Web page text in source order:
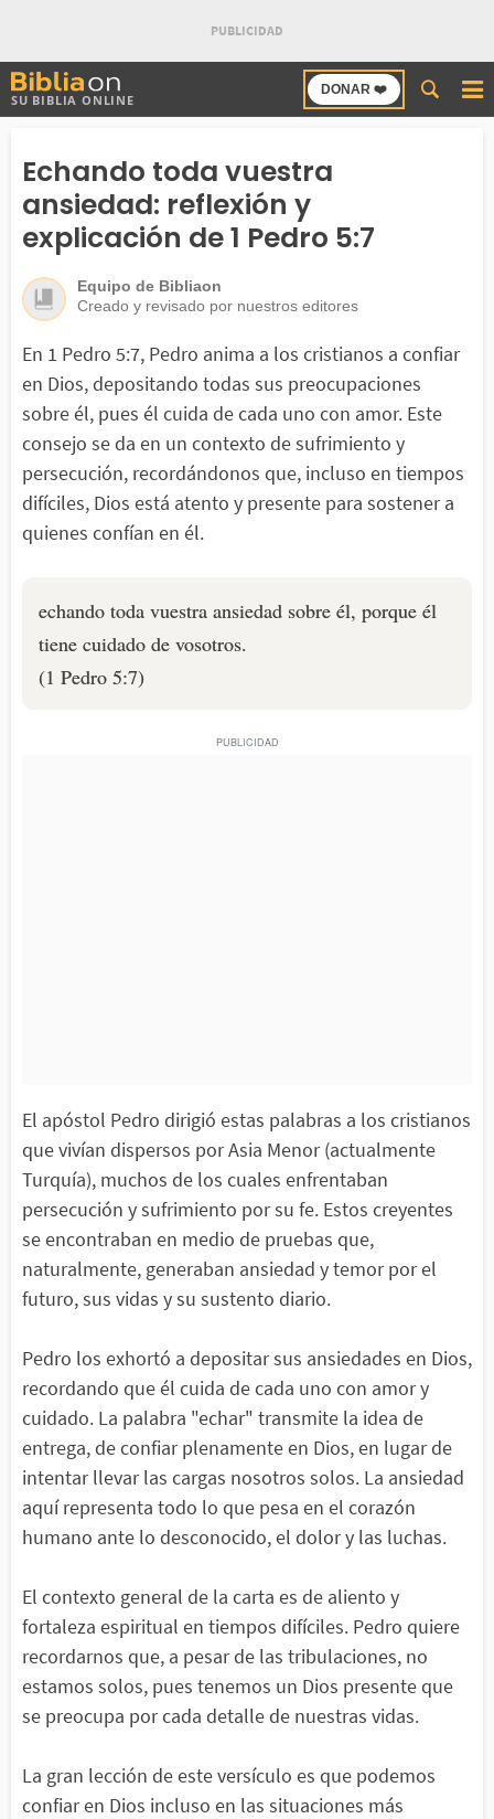
SU BIBLIA ONLINE
DONAR ❤️
Buscar
en
Echando toda vuestra
ansiedad: reflexión y
explicación de 1 Pedro 5:7
Equipo de Bibliaon
Creado y revisado por nuestros editores
En 1 Pedro 5:7, Pedro anima a los cristianos a confiar
en Dios, depositando todas sus preocupaciones
sobre él, pues él cuida de cada uno con amor. Este
consejo se da en un contexto de sufrimiento y
persecución, recordándonos que, incluso en tiempos
difíciles, Dios está atento y presente para sostener a
quienes confían en él.
echando toda vuestra ansiedad sobre él, porque él
tiene cuidado de vosotros.
(1 Pedro 5:7)
El apóstol Pedro dirigió estas palabras a los cristianos
que vivían dispersos por Asia Menor (actualmente
Turquía), muchos de los cuales enfrentaban
persecución y sufrimiento por su fe. Estos creyentes
se encontraban en medio de pruebas que,
naturalmente, generaban ansiedad y temor por el
futuro, sus vidas y su sustento diario.
Pedro los exhortó a depositar sus ansiedades en Dios,
recordando que él cuida de cada uno con amor y
cuidado. La palabra "echar" transmite la idea de
entrega, de confiar plenamente en Dios, en lugar de
intentar llevar las cargas nosotros solos. La ansiedad
aquí representa todo lo que pesa en el corazón
humano ante lo desconocido, el dolor y las luchas.
El contexto general de la carta es de aliento y
fortaleza espiritual en tiempos difíciles. Pedro quiere
recordarnos que, a pesar de las tribulaciones, no
estamos solos, pues tenemos un Dios presente que
se preocupa por cada detalle de nuestras vidas.
La gran lección de este versículo es que podemos
confiar en Dios incluso en las situaciones más